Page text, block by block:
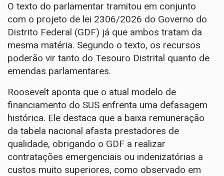
O texto do parlamentar tramitou em conjunto
com o projeto de lei 2306/2026 do Governo do
Distrito Federal (GDF) já que ambos tratam da
mesma matéria. Segundo o texto, os recursos
poderão vir tanto do Tesouro Distrital quanto de
emendas parlamentares.
Roosevelt aponta que o atual modelo de
financiamento do SUS enfrenta uma defasagem
histórica. Ele destaca que a baixa remuneração
da tabela nacional afasta prestadores de
qualidade, obrigando o GDF a realizar
contratações emergenciais ou indenizatórias a
custos muito superiores, como observado em